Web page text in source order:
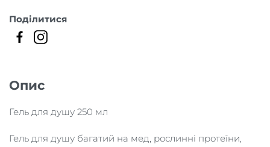
Поділитися
Опис
Гель для душу 250 мл
Гель для душу багатий на мед, рослинні протеїни,